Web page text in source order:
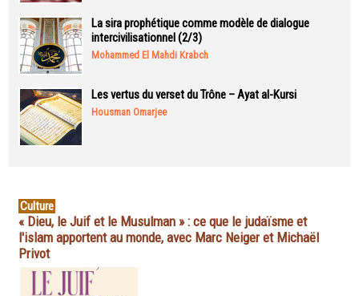
La sira prophétique comme modèle de dialogue
intercivilisationnel (2/3)
Mohammed El Mahdi Krabch
Les vertus du verset du Trône – Ayat al-Kursi
Housman Omarjee
Culture
« Dieu, le Juif et le Musulman » : ce que le judaïsme et
l'islam apportent au monde, avec Marc Neiger et Michaël
Privot